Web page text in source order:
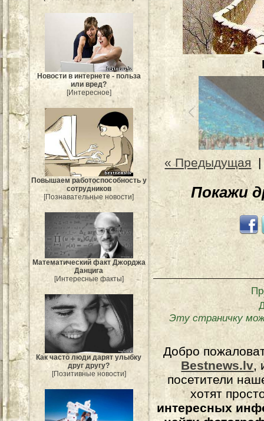
Новости в интернете - польза
или вред?
[Интересное]
Повышаем работоспособность у
сотрудников
[Познавательные новости]
Mатематический факт Джорджа
Данцига
[Интересные факты]
Как часто люди дарят улыбку
друг другу?
[Позитивные новости]
« Предыдущая
Покажи
Эту страничку
Добро
Bestnews.lv,
посетители
хотят
интересных